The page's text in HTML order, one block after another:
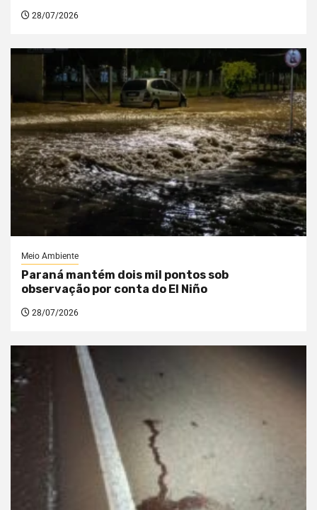
28/07/2026
Meio Ambiente
Paraná mantém dois mil pontos sob
observação por conta do El Niño
28/07/2026